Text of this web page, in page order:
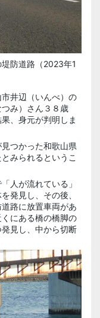
防道路（2023年1
井辺（いんべ）の
み）さん３８歳
、身元が判明しま
つかった和歌山県
みられるというこ
人が流れている」
発見し、その後、
路に放置車両があ
にある橋の橋脚の
見し、中から切断